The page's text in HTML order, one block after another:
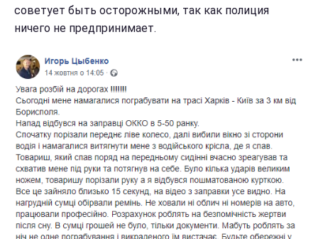
советует быть осторожными, так как полиция
ничего не предпринимает.